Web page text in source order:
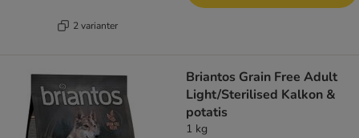
2 varianter
Briantos Grain Free Adult
Light/Sterilised Kalkon &
potatis
1 kg